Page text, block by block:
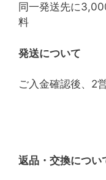
同一発送先に
料
発送について
ご入金確認後、2
返品・交換につい